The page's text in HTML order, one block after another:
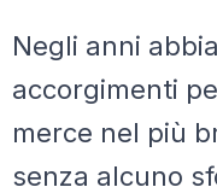
Negli anni
accorgimenti
merce nel più
senza alcuno